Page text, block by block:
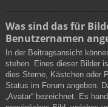
Was sind das für
Benutzernamen
In der Beitragsansicht
stehen. Eines dieser Bilder
dies Sterne, Kästchen oder
Status im Forum angeben.
„Avatar“ bezeichnet. Es